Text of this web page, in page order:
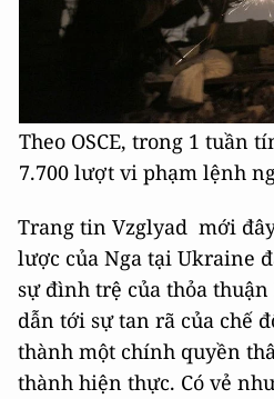
Theo OSCE, trong 1 tuần
7.700 lượt vi phạm lệnh
Trang tin Vzglyad mới
lược của Nga tại Ukraine
sự đình trệ của thỏa
dẫn tới sự tan rã của chế
thành một chính quyền
thành hiện thực. Có vẻ